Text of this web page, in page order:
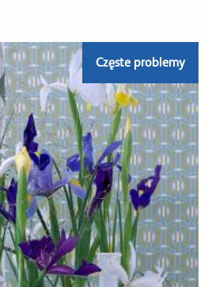
Częste problemy